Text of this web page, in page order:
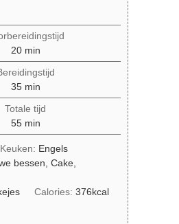
20minuten
min
35minuten
min
Totale tijd
55minuten
min
Keuken: Engels
bessen, Cake,
Calories: 376kcal